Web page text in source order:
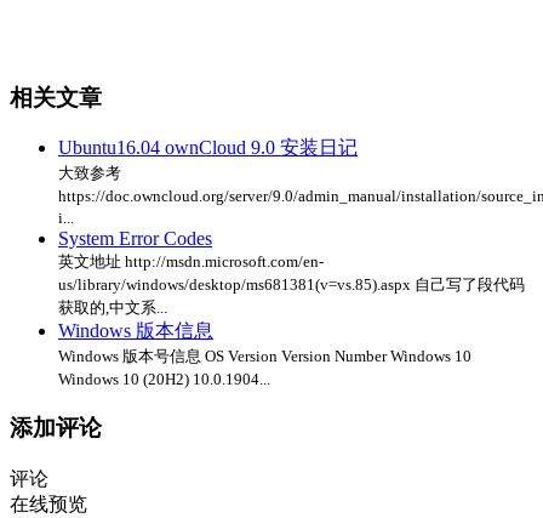
相关文章
Ubuntu16.04 ownCloud 9.0 安装日记
大致参考
https://doc.owncloud.org/server/9.0/admin_manual/installation/
i...
System Error Codes
英文地址 http://msdn.microsoft.com/en-
us/library/windows/desktop/ms681381(v=vs.85).aspx 自己写了段代码
获取的,中文系...
Windows 版本信息
Windows 版本号信息 OS Version Version Number Windows 10
Windows 10 (20H2) 10.0.1904...
添加评论
评论
在线预览